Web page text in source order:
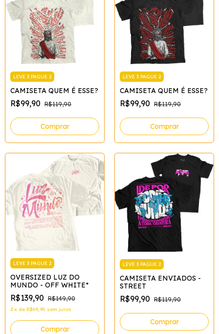
LEVE 3 PAGUE 2
CAMISETA QUEM É ESSE?
R$99,90 R$119,90
Comprar
LEVE 3 PAGUE 2
CAMISETA QUEM É ESSE?
R$99,90 R$119,90
Comprar
LEVE 3 PAGUE 2
OVERSIZED LUZ DO
MUNDO - OFF WHITE*
R$139,90 R$149,90
2 x de R$69,95 sem juros
Comprar
LEVE 3 PAGUE 2
CAMISETA ENVIADOS -
STREET
R$99,90 R$119,90
Comprar